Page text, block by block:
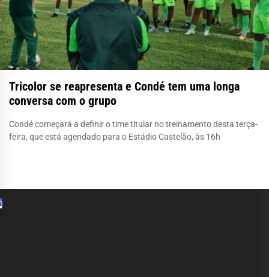
Tricolor se reapresenta e Condé tem uma longa
conversa com o grupo
Condé começará a definir o time titular no treinamento desta terça-
feira, que está agendado para o Estádio Castelão, às 16h